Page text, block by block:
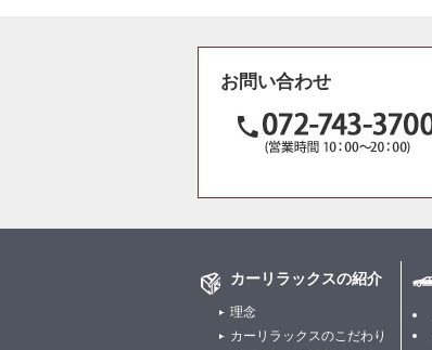
お問い合わせ
カーリラックスの紹介
理念
カーリラックスのこだわり